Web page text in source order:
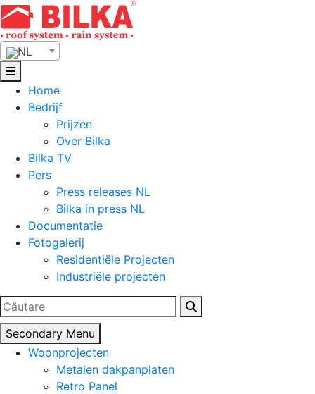
Skip
to
content
NL
Home
Bedrijf
Prijzen
Over Bilka
Bilka TV
Pers
Press releases NL
Bilka in press NL
Documentatie
Fotogalerij
Residentiële Projecten
Industriële projecten
Zoeken
naar:
Secondary Menu
Woonprojecten
Metalen dakpanplaten
Retro Panel